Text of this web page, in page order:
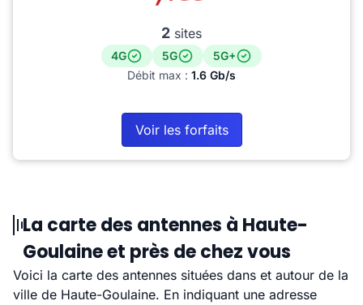
2 sites
4G 5G
5G+
Débit max : 1.6 Gb/s
Voir les forfaits
La carte des antennes à Haute-
Goulaine et près de chez vous
Voici la carte des antennes situées dans et autour de la
ville de Haute-Goulaine. En indiquant une adresse